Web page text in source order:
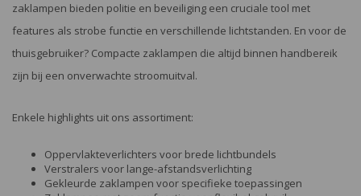
zaklampen bieden politie en beveiliging een cruciale tool met
features als strobe functie en verschillende lichtstanden. En voor de
thuisgebruiker? Compacte zaklampen die altijd binnen handbereik
zijn bij een onverwachte stroomuitval.
Enkele highlights uit ons assortiment:
Oppervlakteverlichters voor brede lichtbundels
Verstralers voor lange-afstandsverlichting
Gekleurde zaklampen voor specifieke toepassingen